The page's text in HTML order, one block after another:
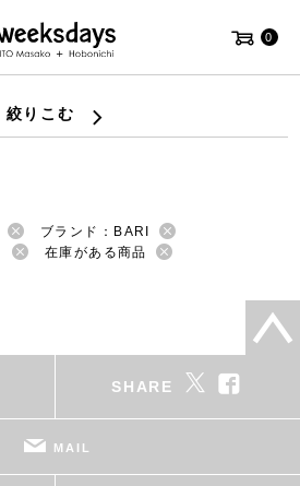
0
絞りこむ
ブランド：BARI
在庫がある商品
SHARE
MAIL